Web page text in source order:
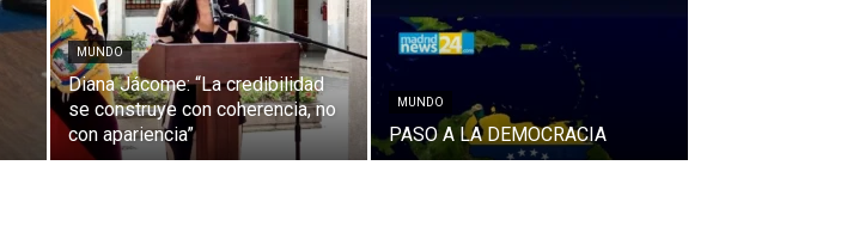
MUNDO
Diana Jácome: “La credibilidad
se construye con coherencia, no
con apariencia”
MUNDO
PASO A LA DEMOCRACIA